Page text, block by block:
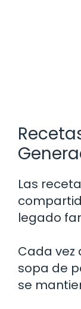
Las
legado
Cada vez
sopa de
se